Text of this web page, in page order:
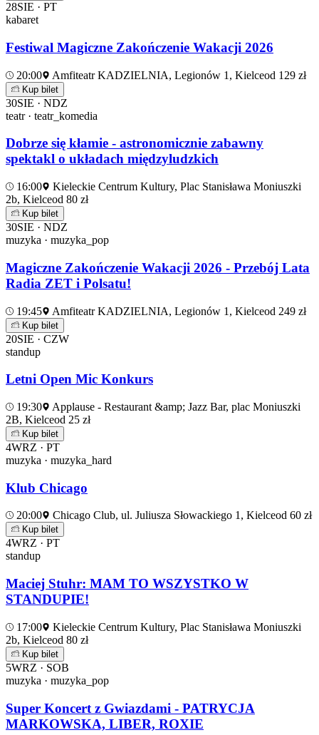
28SIE · PT
kabaret
Festiwal Magiczne Zakończenie Wakacji 2026
20:00 Amfiteatr KADZIELNIA, Legionów 1, Kielceod 129 zł
Kup bilet
30SIE · NDZ
teatr · teatr_komedia
Dobrze się kłamie - astronomicznie zabawny
spektakl o układach międzyludzkich
16:00
Kieleckie Centrum Kultury, Plac Stanisława Moniuszki
2b, Kielceod 80 zł
Kup bilet
30SIE · NDZ
muzyka · muzyka_pop
Magiczne Zakończenie Wakacji 2026 - Przebój Lata
Radia ZET i Polsatu!
19:45 Amfiteatr KADZIELNIA, Legionów 1, Kielceod 249 zł
Kup bilet
20SIE · CZW
standup
Letni Open Mic Konkurs
19:30
Applause - Restaurant &amp; Jazz Bar, plac Moniuszki
2B, Kielceod 25 zł
Kup bilet
4WRZ · PT
muzyka · muzyka_hard
Klub Chicago
20:00 Chicago Club, ul. Juliusza Słowackiego 1, Kielceod 60 zł
Kup bilet
4WRZ · PT
standup
Maciej Stuhr: MAM TO WSZYSTKO W
STANDUPIE!
17:00
Kieleckie Centrum Kultury, Plac Stanisława Moniuszki
2b, Kielceod 80 zł
Kup bilet
5WRZ · SOB
muzyka · muzyka_pop
Super Koncert z Gwiazdami - PATRYCJA
MARKOWSKA, LIBER, ROXIE